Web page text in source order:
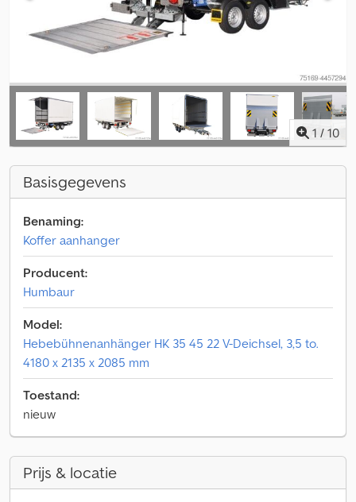
1 / 10
Basisgegevens
Benaming:
Koffer aanhanger
Producent:
Humbaur
Model:
Hebebühnenanhänger HK 35 45 22 V-Deichsel, 3,5 to.
4180 x 2135 x 2085 mm
Toestand:
nieuw
Prijs & locatie